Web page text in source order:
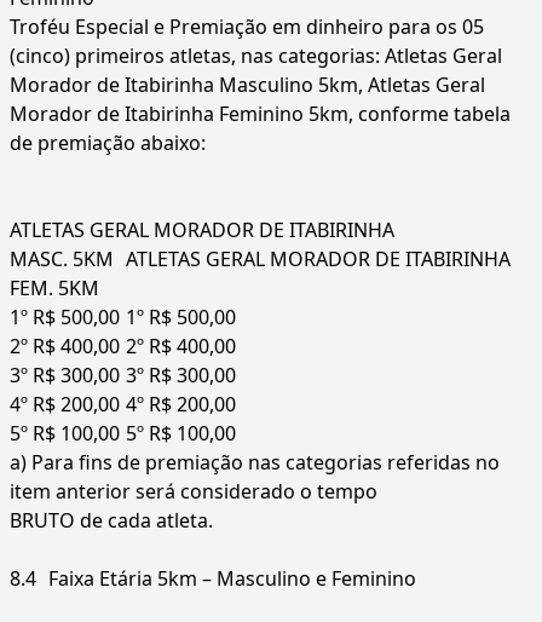
Troféu Especial e Premiação em dinheiro para os 05
(cinco) primeiros atletas, nas categorias: Atletas Geral
Morador de Itabirinha Masculino 5km, Atletas Geral
Morador de Itabirinha Feminino 5km, conforme tabela
de premiação abaixo:
ATLETAS GERAL MORADOR DE ITABIRINHA
MASC. 5KM ATLETAS GERAL MORADOR DE ITABIRINHA
FEM. 5KM
1º R$ 500,00 1º R$ 500,00
2º R$ 400,00 2º R$ 400,00
3º R$ 300,00 3º R$ 300,00
4º R$ 200,00 4º R$ 200,00
5º R$ 100,00 5º R$ 100,00
a) Para fins de premiação nas categorias referidas no
item anterior será considerado o tempo
BRUTO de cada atleta.
8.4 Faixa Etária 5km – Masculino e Feminino